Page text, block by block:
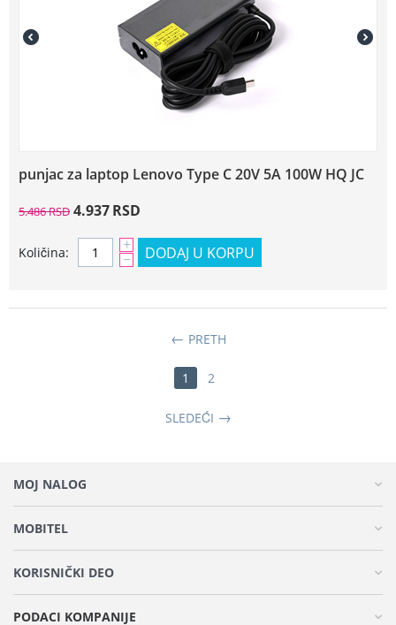
punjac za laptop Lenovo Type C 20V 5A 100W HQ JC
5.486RSD 4.937RSD
Količina: +
− DODAJ U KORPU
PRETH
1 2
SLEDEĆI
MOJ NALOG
MOBITEL
KORISNIČKI DEO
PODACI KOMPANIJE